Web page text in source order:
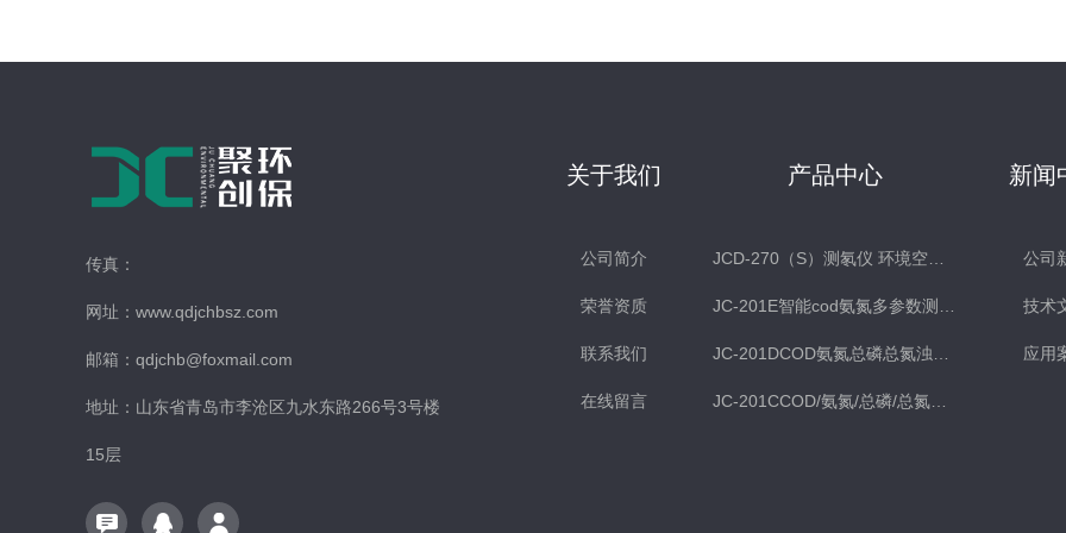
传真：
网址：www.qdjchbsz.com
邮箱：qdjchb@foxmail.com
地址：山东省青岛市李沧区九水东路266号3号楼
15层
关于我们
公司简介
荣誉资质
联系我们
在线留言
产品中心 新闻
公司
技术
应用